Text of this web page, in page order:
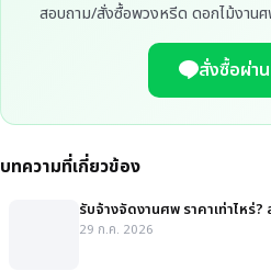
สอบถาม/สั่งซื้อพวงหรีด ดอกไม้งาน
สั่งซื้อผ่า
บทความที่เกี่ยวข้อง
รับจ้างจัดงานศพ ราคาเท่าไหร่
29 ก.ค. 2026